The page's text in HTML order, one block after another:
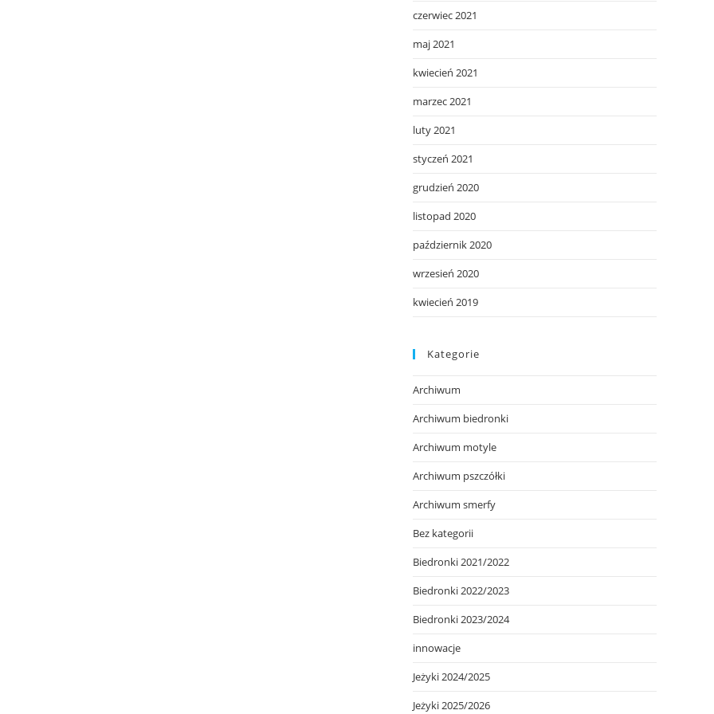
czerwiec 2021
maj 2021
kwiecień 2021
marzec 2021
luty 2021
styczeń 2021
grudzień 2020
listopad 2020
październik 2020
wrzesień 2020
kwiecień 2019
Kategorie
Archiwum
Archiwum biedronki
Archiwum motyle
Archiwum pszczółki
Archiwum smerfy
Bez kategorii
Biedronki 2021/2022
Biedronki 2022/2023
Biedronki 2023/2024
innowacje
Jeżyki 2024/2025
Jeżyki 2025/2026